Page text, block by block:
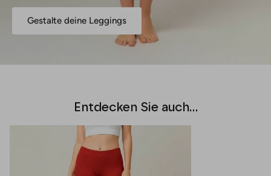
Gestalte deine Leggings
Entdecken Sie auch...